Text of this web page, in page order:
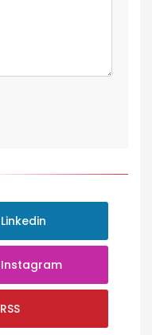
Linkedin
Instagram
RSS